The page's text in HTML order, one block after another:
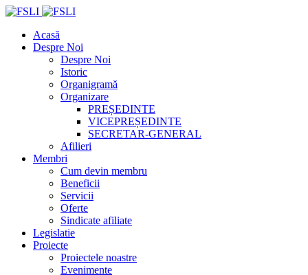
Acasă
Despre Noi
Despre Noi
Istoric
Organigramă
Organizare
PREȘEDINTE
VICEPREȘEDINTE
SECRETAR-GENERAL
Afilieri
Membri
Cum devin membru
Beneficii
Servicii
Oferte
Sindicate afiliate
Legislatie
Proiecte
Proiectele noastre
Evenimente